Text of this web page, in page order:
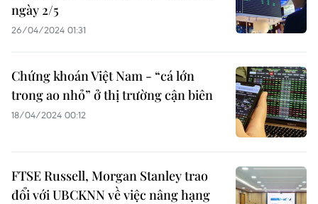
ngày 2/5
26/04/2024 01:31
Chứng khoán Việt Nam - “cá lớn
trong ao nhỏ” ở thị trường cận biên
18/04/2024 00:12
FTSE Russell, Morgan Stanley trao
đổi với UBCKNN về việc nâng hạng